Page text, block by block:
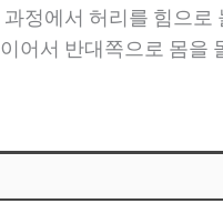
정에서 허리를 힘으
어서 반대쪽으로 몸을